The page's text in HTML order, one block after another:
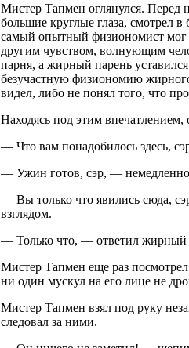
Мистер Тапмен оглянулся. Перед
большие круглые глаза, смотрел в
самый опытный физиономист мог
другим чувством, волнующим
парня, а жирный парень
безучастную физиономию
видел, либо не понял того, что
Находясь под этим
— Что вам понадобилось здесь,
— Ужин готов, сэр, — немедленно
— Вы только что явились сюда,
взглядом.
— Только что, — ответил жирный
Мистер Тапмен еще раз
ни один мускул на его лице не
Мистер Тапмен взял под руку
следовал за ними.